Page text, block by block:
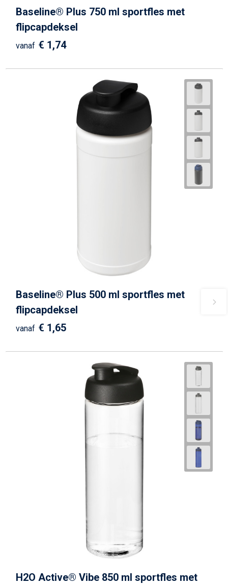
Baseline® Plus 750 ml sportfles met
flipcapdeksel
vanaf € 1,74
Baseline® Plus 500 ml sportfles met
flipcapdeksel
vanaf € 1,65
H2O Active® Vibe 850 ml sportfles met